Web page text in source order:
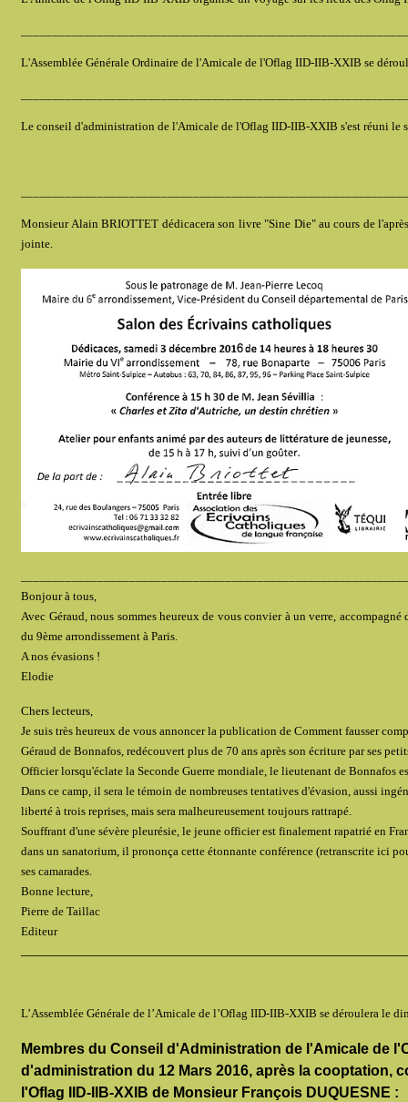
L'Assemblée Générale Ordinaire de l'Amicale de l'Oflag IID-IIB-XXIB se
Le conseil d'administration de l'Amicale de l'Oflag IID-IIB-XXIB s'est réuni le
Monsieur Alain BRIOTTET dédicacera son livre "Sine Die" au cours de
jointe.
Bonjour à tous,
Avec Géraud, nous sommes heureux de vous convier à un verre,
du 9ème arrondissement à Paris.
A nos évasions !
Elodie
Chers lecteurs,
Je suis très heureux de vous annoncer la publication de Comment fausser
Géraud de Bonnafos, redécouvert plus de 70 ans après son écriture par ses
Officier lorsqu'éclate la Seconde Guerre mondiale, le lieutenant de Bonnafos
Dans ce camp, il sera le témoin de nombreuses tentatives d'évasion, aussi
liberté à trois reprises, mais sera malheureusement toujours rattrapé.
Souffrant d'une sévère pleurésie, le jeune officier est finalement rapatrié en
dans un sanatorium, il prononça cette étonnante conférence (retranscrite ici
ses camarades.
Bonne lecture,
Pierre de Taillac
Editeur
L’Assemblée Générale de l’Amicale de l’Oflag IID-IIB-XXIB se déroulera le
Membres du Conseil d'Administration de l'Amicale de
d'administration du 12 Mars 2016, après la cooptation,
l'Oflag IID-IIB-XXIB de Monsieur François DUQUESNE :